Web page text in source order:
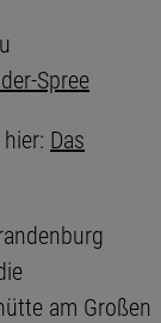
Spree
Das
am Großen